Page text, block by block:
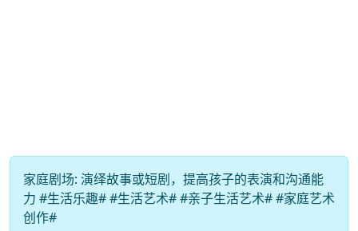
家庭剧场: 演绎故事或短剧，提高孩子的表演和沟通能
力 #生活乐趣# #生活艺术# #亲子生活艺术# #家庭艺术
创作#